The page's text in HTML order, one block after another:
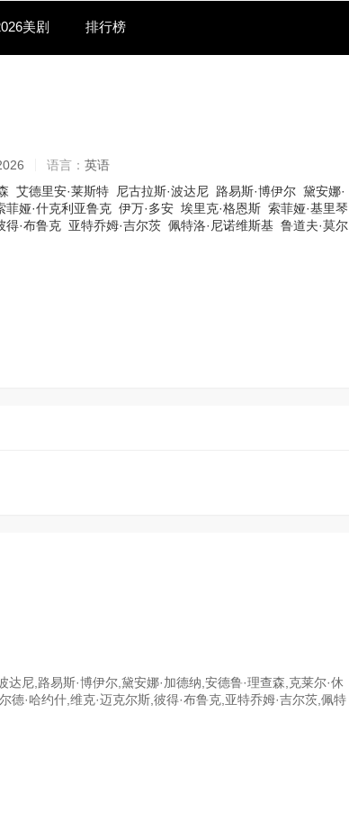
美剧 排行榜
语言： 英语
艾德里安·莱斯特 尼古拉斯·波达尼 路易斯·博伊尔 黛安娜·
菲娅·什克利亚鲁克 伊万·多安 埃里克·格恩斯 索菲娅·基里琴
得·布鲁克 亚特乔姆·吉尔茨 佩特洛·尼诺维斯基 鲁道夫·莫尔
尼,路易斯·博伊尔,黛安娜·加德纳,安德鲁·理查森,克莱尔·休
德·哈约什,维克·迈克尔斯,彼得·布鲁克,亚特乔姆·吉尔茨,佩特